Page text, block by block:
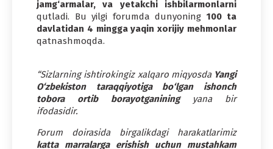
jamg‘armalar, va yetakchi ishbilarmonlarni
qutladi. Bu yilgi forumda dunyoning 100 ta
davlatidan 4 mingga yaqin xorijiy mehmonlar
qatnashmoqda.
“Sizlarning ishtirokingiz xalqaro miqyosda Yangi
O‘zbekiston taraqqiyotiga bo‘lgan ishonch
tobora ortib borayotganining
yana bir
ifodasidir.
Forum doirasida birgalikdagi harakatlarimiz
katta marralarga erishish uchun mustahkam